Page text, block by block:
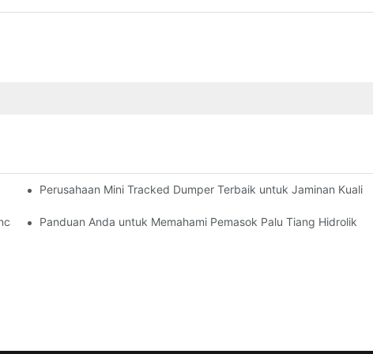
Perusahaan Mini Tracked Dumper Terbaik untuk Jaminan Kualitas
Tiang
Panduan Anda untuk Memahami Pemasok Palu Tiang Hidrolik